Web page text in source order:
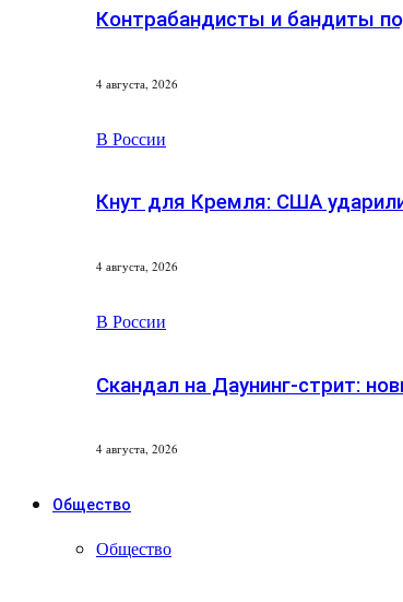
Контрабандисты и бандиты
4 августа, 2026
В России
Кнут для Кремля: США
4 августа, 2026
В России
Скандал на Даунинг-стрит:
4 августа, 2026
Общество
Общество